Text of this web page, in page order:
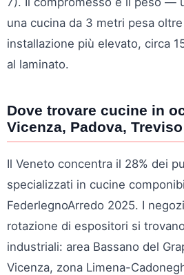
una cucina da 3 metri pesa
installazione più elevato, circa
al laminato.
Dove trovare cucine in
Vicenza, Padova,
Il Veneto concentra il 28% dei
specializzati in cucine
FederlegnoArredo 2025. I
rotazione di espositori si
industriali: area Bassano del
Vicenza, zona Limena-